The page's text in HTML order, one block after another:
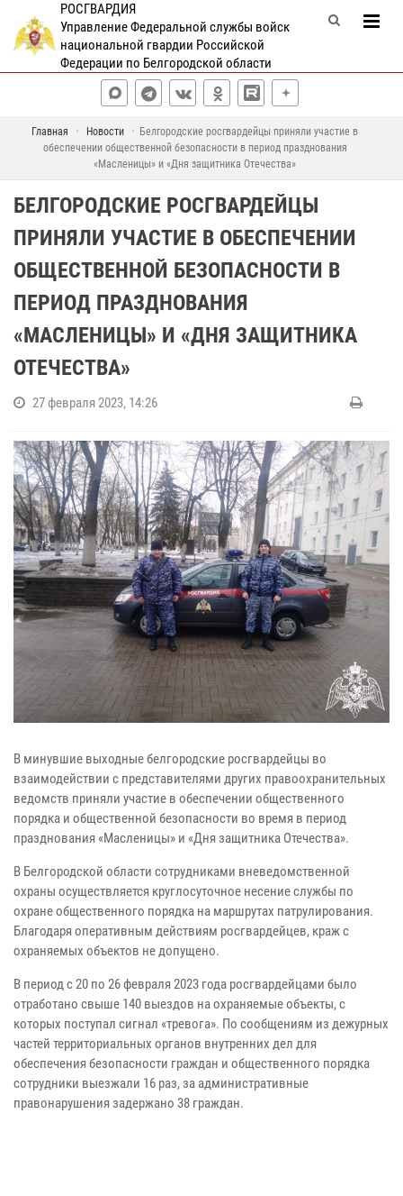
РОСГВАРДИЯ
Управление Федеральной службы войск
национальной гвардии Российской
Федерации по Белгородской области
Главная Новости
Белгородские росгвардейцы приняли участие в
обеспечении общественной безопасности в период празднования
«Масленицы» и «Дня защитника Отечества»
БЕЛГОРОДСКИЕ РОСГВАРДЕЙЦЫ
ПРИНЯЛИ УЧАСТИЕ В ОБЕСПЕЧЕНИИ
ОБЩЕСТВЕННОЙ БЕЗОПАСНОСТИ В
ПЕРИОД ПРАЗДНОВАНИЯ
«МАСЛЕНИЦЫ» И «ДНЯ ЗАЩИТНИКА
ОТЕЧЕСТВА»
27 февраля 2023, 14:26
В минувшие выходные белгородские росгвардейцы во
взаимодействии с представителями других правоохранительных
ведомств приняли участие в обеспечении общественного
порядка и общественной безопасности во время в период
празднования «Масленицы» и «Дня защитника Отечества».
В Белгородской области сотрудниками вневедомственной
охраны осуществляется круглосуточное несение службы по
охране общественного порядка на маршрутах патрулирования.
Благодаря оперативным действиям росгвардейцев, краж c
охраняемых объектов не допущено.
В период с 20 по 26 февраля 2023 года росгвардейцами было
отработано свыше 140 выездов на охраняемые объекты, с
которых поступал сигнал «тревога». По сообщениям из дежурных
частей территориальных органов внутренних дел для
обеспечения безопасности граждан и общественного порядка
сотрудники выезжали 16 раз, за административные
правонарушения задержано 38 граждан.